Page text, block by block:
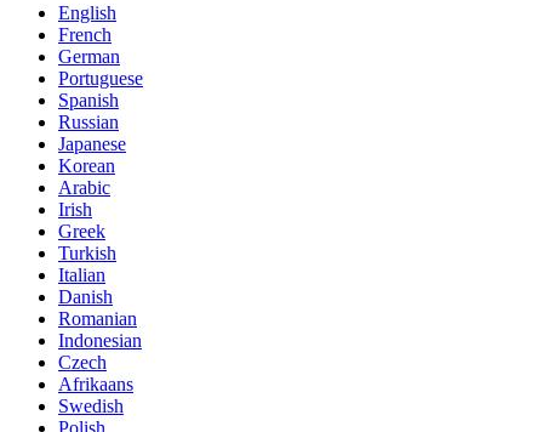
English
French
German
Portuguese
Spanish
Russian
Japanese
Korean
Arabic
Irish
Greek
Turkish
Italian
Danish
Romanian
Indonesian
Czech
Afrikaans
Swedish
Polish